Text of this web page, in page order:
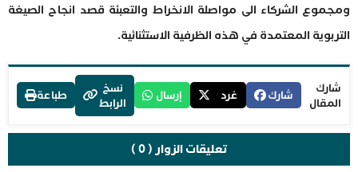
ومجموع الشركاء الى مواصلة الانخراط والتعبئة قصد انجاح الصيغة
التربوية المعتمدة في هذه الظرفية الاستثنائية.
شارك
المقال
شارك غرد إرسال
نسخ
الرابط
طباعة
تعليقات الزوار ( 0 )